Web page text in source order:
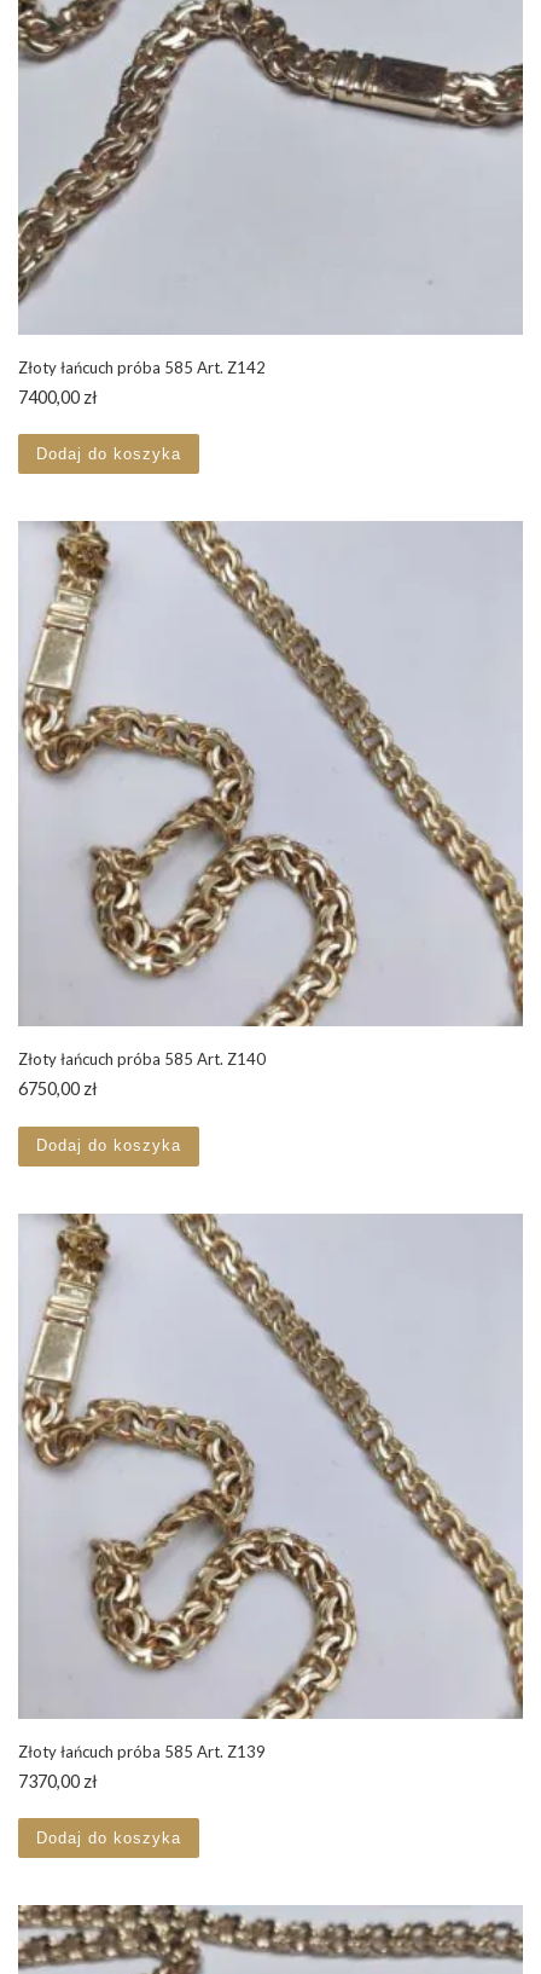
Złoty łańcuch próba 585 Art. Z142
7400,00 zł
Dodaj do koszyka
Złoty łańcuch próba 585 Art. Z140
6750,00zł
Dodaj do koszyka
Złoty łańcuch próba 585 Art. Z139
7370,00 zł
Dodaj do koszyka